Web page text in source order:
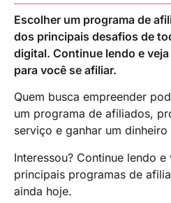
Escolher um programa de
dos principais desafios de
digital. Continue lendo e
para você se afiliar.
Quem busca empreender
um programa de afiliados,
serviço e ganhar um
Interessou? Continue lendo e
principais programas de
ainda hoje.